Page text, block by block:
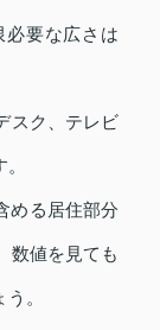
必要な広さは
スク、テレビ
める居住部分
数値を見ても
。